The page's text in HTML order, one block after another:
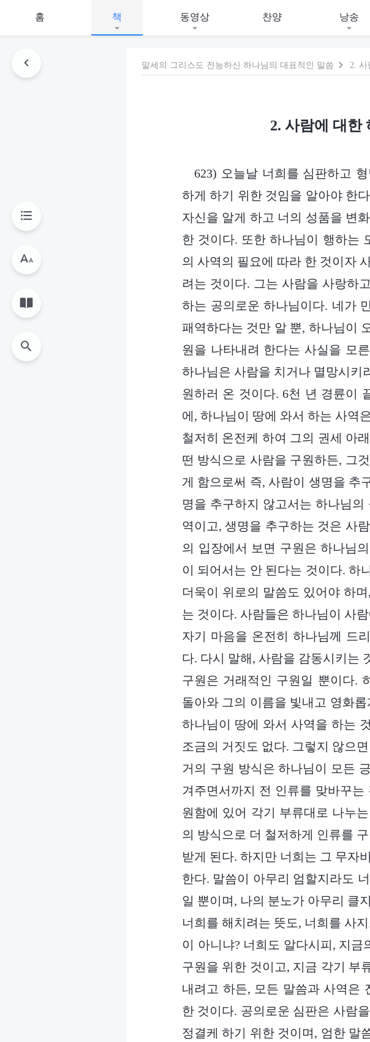
홈 책 동영상 찬양 낭송
말세의 그리스도 전능하신 하나님의 대표적인 말씀 2.
2. 사람에 대한
623) 오늘날 너희를 심판하고
하게 하기 위한 것임을 알아야 한
자신을 알게 하고 너의 성품을 변
한 것이다. 또한 하나님이 행하는
의 사역의 필요에 따라 한 것이자
려는 것이다. 그는 사람을 사랑하
하는 공의로운 하나님이다. 네가
패역하다는 것만 알 뿐, 하나님이
원을 나타내려 한다는 사실을 모
하나님은 사람을 치거나 멸망시키
원하러 온 것이다. 6천 년 경륜이
에, 하나님이 땅에 와서 하는 사역
철저히 온전케 하여 그의 권세 아
떤 방식으로 사람을 구원하든, 그
게 함으로써 즉, 사람이 생명을 추
명을 추구하지 않고서는 하나님
역이고, 생명을 추구하는 것은 사
의 입장에서 보면 구원은 하나님
이 되어서는 안 된다는 것이다. 하
더욱이 위로의 말씀도 있어야 하
는 것이다. 사람들은 하나님이 사
자기 마음을 온전히 하나님께 드
다. 다시 말해, 사람을 감동시키는
구원은 거래적인 구원일 뿐이다.
돌아와 그의 이름을 빛내고 영화
하나님이 땅에 와서 사역을 하는
조금의 거짓도 없다. 그렇지 않으
거의 구원 방식은 하나님이 모든
겨주면서까지 전 인류를 맞바꾸
원함에 있어 각기 부류대로 나누
의 방식으로 더 철저하게 인류를
받게 된다. 하지만 너희는 그 무자
한다. 말씀이 아무리 엄할지라도
일 뿐이며, 나의 분노가 아무리 클
너희를 해치려는 뜻도, 너희를 사
이 아니냐? 너희도 알다시피, 지
구원을 위한 것이고, 지금 각기 부
내려고 하든, 모든 말씀과 사역은
한 것이다. 공의로운 심판은 사람
정결케 하기 위한 것이며, 엄한 말